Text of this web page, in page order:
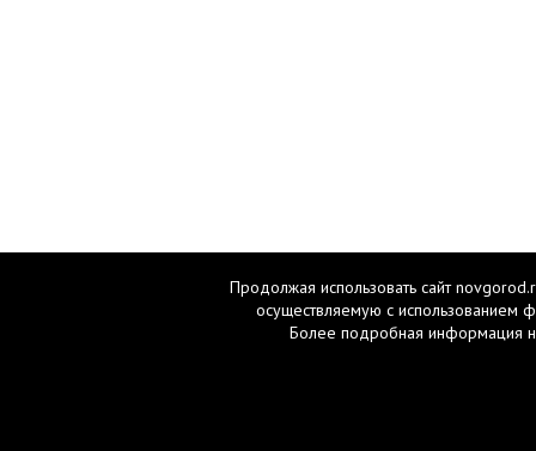
Продолжая использовать сайт
осуществляемую с использованием
Более подробная информация